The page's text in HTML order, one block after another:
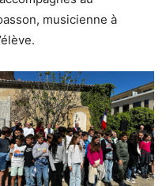
musicienne à